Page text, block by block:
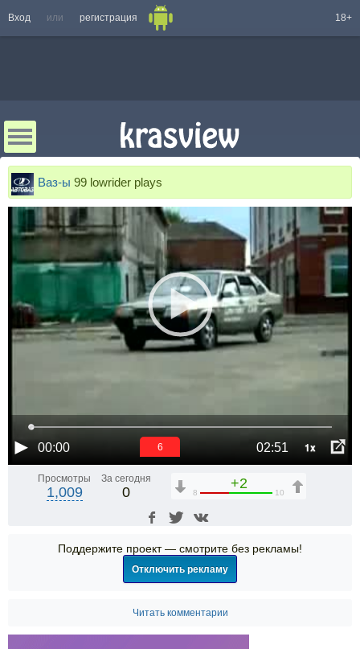
Вход или регистрация 18+
Ваз-ы 99 lowrider plays
00:00 02:51 1x
6
Просмотры
1,009
За сегодня
0
+2
8 10
Поддержите проект — смотрите без рекламы!
Отключить рекламу
Читать комментарии